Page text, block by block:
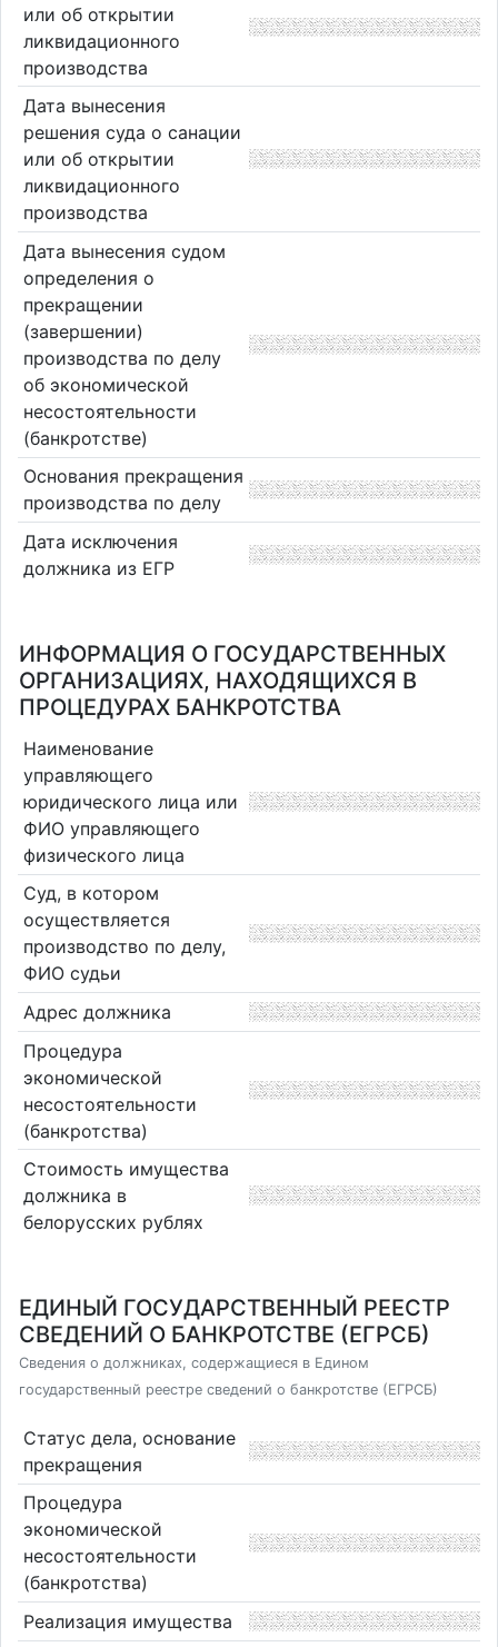
или об открытии
ликвидационного
производства
Дата вынесения
решения суда о санации
или об открытии
ликвидационного
производства
Дата вынесения судом
определения о
прекращении
(завершении)
производства по делу
об экономической
несостоятельности
(банкротстве)
Основания прекращения
производства по делу
Дата исключения
должника из ЕГР
ИНФОРМАЦИЯ О ГОСУДАРСТВЕННЫХ
ОРГАНИЗАЦИЯХ, НАХОДЯЩИХСЯ В
ПРОЦЕДУРАХ БАНКРОТСТВА
Наименование
управляющего
юридического лица или
ФИО управляющего
физического лица
Суд, в котором
осуществляется
производство по делу,
ФИО судьи
Адрес должника
Процедура
экономической
несостоятельности
(банкротства)
Стоимость имущества
должника в
белорусских рублях
ЕДИНЫЙ ГОСУДАРСТВЕННЫЙ РЕЕСТР
СВЕДЕНИЙ О БАНКРОТСТВЕ (ЕГРСБ)
Сведения о должниках, содержащиеся в Едином
государственный реестре сведений о банкротстве (ЕГРСБ)
Статус дела, основание
прекращения
Процедура
экономической
несостоятельности
(банкротства)
Реализация имущества